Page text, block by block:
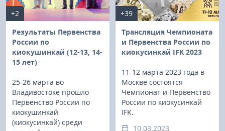
+2
Результаты Первенства
России по
киокушинкай (12-13, 14-
15 лет)
25-26 марта во
Владивостоке прошло
Первенство России по
киокушинкай
(киокусинкай) среди
+39
Трансляция Чемпионата
и Первенства России по
киокусинкай IFK 2023
11-12 марта 2023 года в
Москве состоятся
Чемпионат и Первенство
России по киокусинкай
IFK.
10.03.2023
Бокс
UFC и MMA
Муай тай